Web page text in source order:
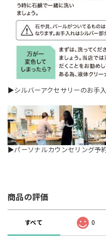
▶シルバーアクセサリーのお手
▶パーソナルカウンセリング予
商品の評価
すべて 0